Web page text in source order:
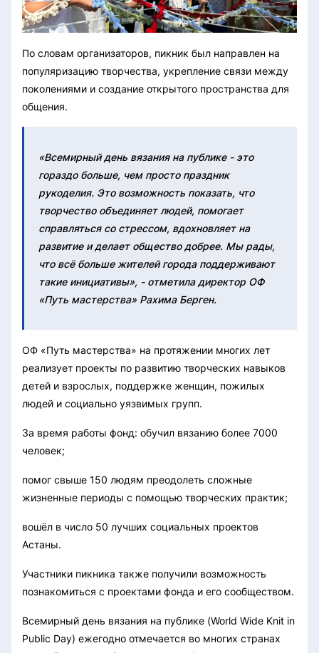
По словам организаторов, пикник был направлен на
популяризацию творчества, укрепление связи между
поколениями и создание открытого пространства для
общения.
«Всемирный день вязания на публике - это
гораздо больше, чем просто праздник
рукоделия. Это возможность показать, что
творчество объединяет людей, помогает
справляться со стрессом, вдохновляет на
развитие и делает общество добрее. Мы рады,
что всё больше жителей города поддерживают
такие инициативы», - отметила директор ОФ
«Путь мастерства» Рахима Берген.
ОФ «Путь мастерства» на протяжении многих лет
реализует проекты по развитию творческих навыков
детей и взрослых, поддержке женщин, пожилых
людей и социально уязвимых групп.
За время работы фонд: обучил вязанию более 7000
человек;
помог свыше 150 людям преодолеть сложные
жизненные периоды с помощью творческих практик;
вошёл в число 50 лучших социальных проектов
Астаны.
Участники пикника также получили возможность
познакомиться с проектами фонда и его сообществом.
Всемирный день вязания на публике (World Wide Knit in
Public Day) ежегодно отмечается во многих странах